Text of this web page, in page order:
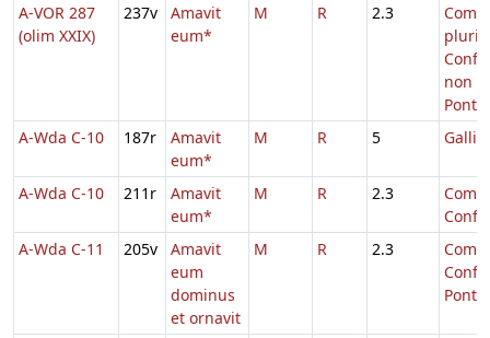
A-VOR 287
(olim XXIX)
237v
Amavit
eum*
M R 2.3
non
A-Wda C-10
187r
Amavit
eum*
M R 5 Galli
A-Wda C-10 211r
Amavit
eum*
M R 2.3
A-Wda C-11
205v
Amavit
eum
dominus
et ornavit
M R 2.3